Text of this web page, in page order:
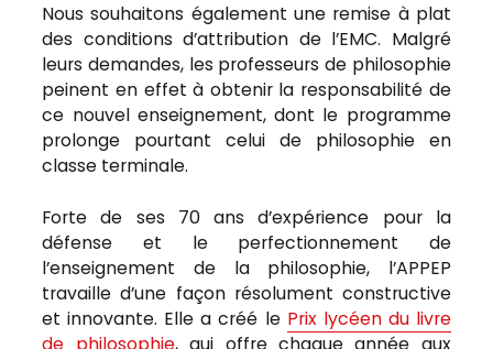
Nous souhaitons également une remise à plat
des conditions d’attribution de l’EMC. Malgré
leurs demandes, les professeurs de philosophie
peinent en effet à obtenir la responsabilité de
ce nouvel enseignement, dont le programme
prolonge pourtant celui de philosophie en
classe terminale.
Forte de ses 70 ans d’expérience pour la
défense et le perfectionnement de
l’enseignement de la philosophie, l’APPEP
travaille d’une façon résolument constructive
et innovante. Elle a créé le Prix lycéen du livre